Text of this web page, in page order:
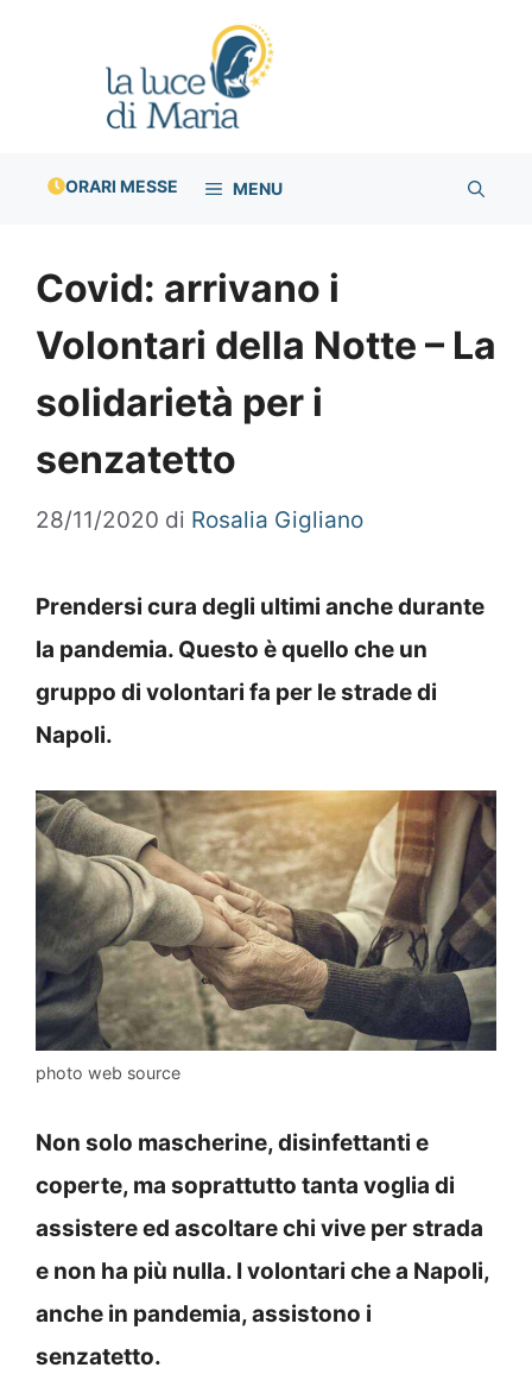
ORARI MESSE MENU
Covid: arrivano i
Volontari della Notte – La
solidarietà per i
senzatetto
28/11/2020 di Rosalia Gigliano
Prendersi cura degli ultimi anche durante
la pandemia. Questo è quello che un
gruppo di volontari fa per le strade di
Napoli.
photo web source
Non solo mascherine, disinfettanti e
coperte, ma soprattutto tanta voglia di
assistere ed ascoltare chi vive per strada
e non ha più nulla. I volontari che a Napoli,
anche in pandemia, assistono i
senzatetto.